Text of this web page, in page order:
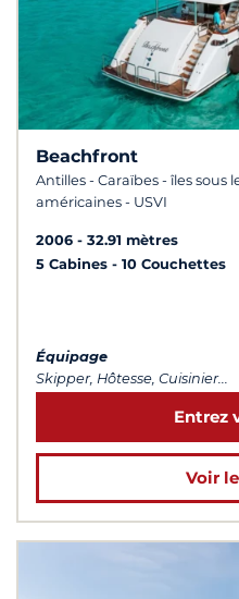
Beachfront
Antilles - Caraïbes - îles sous
américaines - USVI
2006
32.91 mètres
5 Cabines
10 Couchettes
Équipage
Skipper, Hôtesse, Cuisinier...
Entrez
Voir